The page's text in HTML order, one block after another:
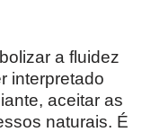
a fluidez
interpretado
aceitar as
naturais. É